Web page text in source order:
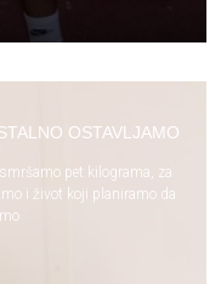
OSTAVLJAMO
pet kilograma, za
i život koji planiramo da